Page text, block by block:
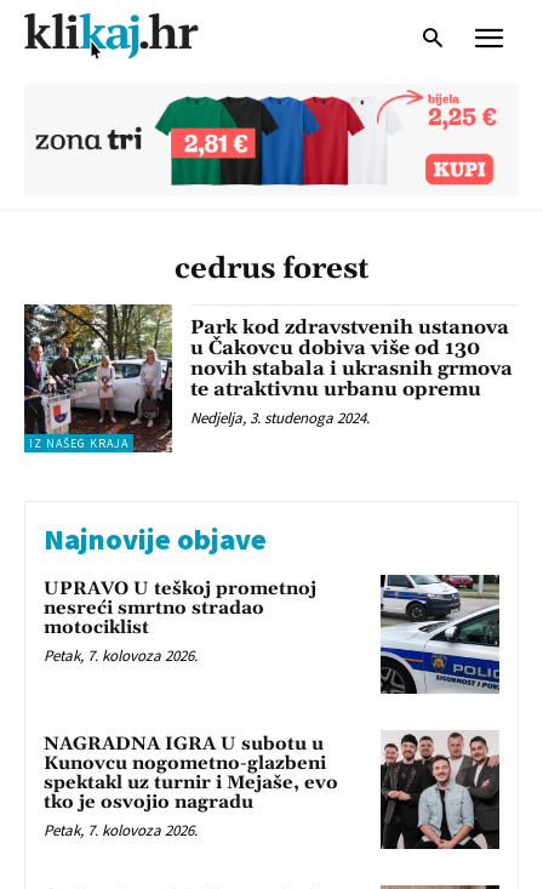
cedrus forest
IZ NAŠEG KRAJA
Park kod zdravstvenih ustanova
u Čakovcu dobiva više od 130
novih stabala i ukrasnih grmova
te atraktivnu urbanu opremu
Nedjelja, 3. studenoga 2024.
Najnovije objave
UPRAVO U teškoj prometnoj
nesreći smrtno stradao
motociklist
Petak, 7. kolovoza 2026.
NAGRADNA IGRA U subotu u
Kunovcu nogometno-glazbeni
spektakl uz turnir i Mejaše, evo
tko je osvojio nagradu
Petak, 7. kolovoza 2026.